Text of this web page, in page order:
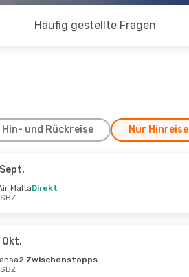
Häufig gestellte Fragen
Hin- und Rückreise Nur Hinreise
MaltaDirekt
Okt.
2 Zwischenstopps